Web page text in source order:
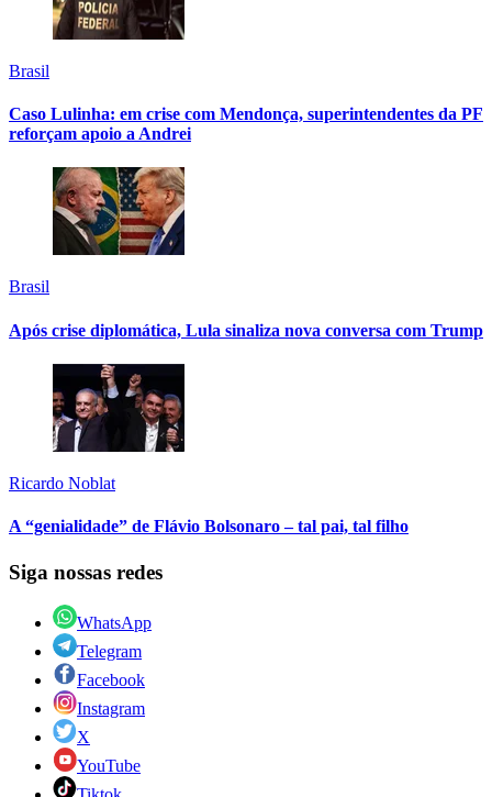
Brasil
Caso Lulinha: em crise com Mendonça, superintendentes da PF
reforçam apoio a Andrei
Brasil
Após crise diplomática, Lula sinaliza nova conversa com Trump
Ricardo Noblat
A “genialidade” de Flávio Bolsonaro – tal pai, tal filho
Siga nossas redes
WhatsApp
Telegram
Facebook
Instagram
X
YouTube